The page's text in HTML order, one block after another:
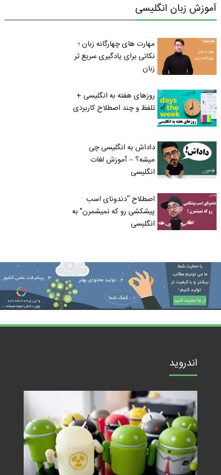
آموزش زبان انگلیسی
مهارت های چهارگانه زبان ؛
نکاتی برای یادگیری سریع تر
زبان
روزهای هفته به انگلیسی +
تلفظ و چند اصطلاح کاربردی
داداش به انگلیسی چی
میشه؟ – آموزش لغات
انگلیسی
اصطلاح “دندونای اسب
پیشکشی رو که نمیشمرن” به
انگلیسی
اندروید